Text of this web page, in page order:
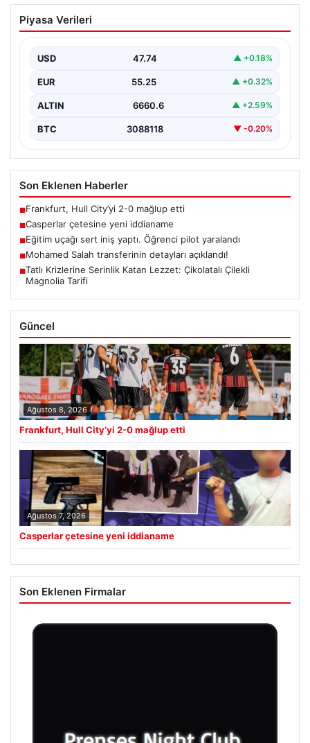
Casperlar çetesine yeni iddianame
Piyasa Verileri
USD 47.74 ▲ +0.18%
EUR 55.25 ▲ +0.32%
ALTIN 6660.6 ▲ +2.59%
BTC 3088118 ▼ -0.20%
Son Eklenen Haberler
■Frankfurt, Hull City’yi 2-0 mağlup etti
■Casperlar çetesine yeni iddianame
■Eğitim uçağı sert iniş yaptı. Öğrenci pilot yaralandı
■Mohamed Salah transferinin detayları açıklandı!
■Tatlı Krizlerine Serinlik Katan Lezzet: Çikolatalı Çilekli
Magnolia Tarifi
Güncel
Ağustos 8, 2026
Frankfurt, Hull City’yi 2-0 mağlup etti
Ağustos 7, 2026
Casperlar çetesine yeni iddianame
Son Eklenen Firmalar